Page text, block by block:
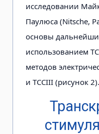
исследовании
Паулюса (Nitsche,
основы
использованием
методов
и ТССІІІ (рисунок 2).